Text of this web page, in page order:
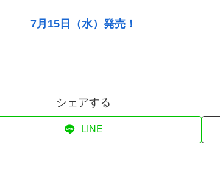
7月15日（水）発売！
シェアする
LINE